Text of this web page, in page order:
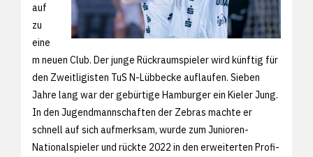
auf
zu
eine
m neuen Club. Der junge Rückraumspieler wird künftig für
den Zweitligisten TuS N-Lübbecke auflaufen. Sieben
Jahre lang war der gebürtige Hamburger ein Kieler Jung.
In den Jugendmannschaften der Zebras machte er
schnell auf sich aufmerksam, wurde zum Junioren-
Nationalspieler und rückte 2022 in den erweiterten Profi-